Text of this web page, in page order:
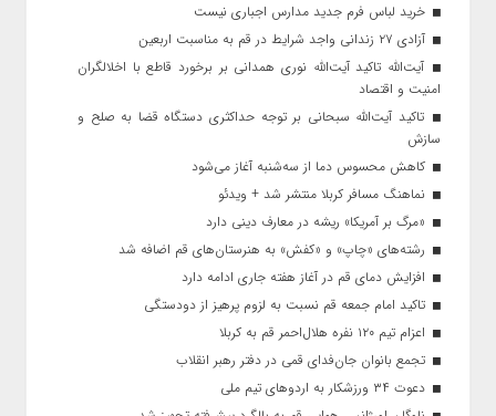
خرید لباس فرم جدید مدارس اجباری نیست
آزادی ۲۷ زندانی واجد شرایط در قم به مناسبت اربعین
آیت‌الله تاکید آیت‌الله نوری همدانی بر برخورد قاطع با اخلالگران
امنیت و اقتصاد
تاکید آیت‌الله‌ سبحانی بر توجه حداکثری دستگاه قضا به صلح و
سازش
کاهش محسوس دما از سه‌شنبه آغاز می‌شود
نماهنگ مسافر کربلا منتشر شد + ویدئو
«مرگ بر آمریکا» ریشه در معارف دینی دارد
رشته‌های «چاپ» و «کفش» به هنرستان‌های قم اضافه شد
افزایش دمای قم در آغاز هفته جاری ادامه دارد
تاکید امام جمعه قم نسبت به لزوم پرهیز از دودستگی
اعزام تیم ۱۲۰ نفره هلال‌احمر قم به کربلا
تجمع بانوان جان‌فدای قمی در دفتر رهبر انقلاب
دعوت ۳۴ ورزشکار به اردوهای تیم ملی